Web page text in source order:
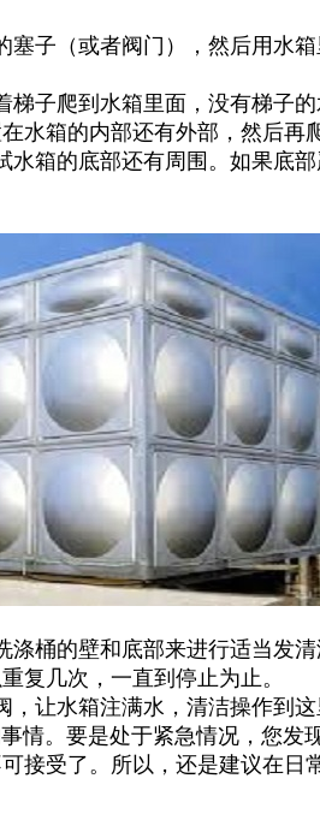
子（或者阀门），然后用水箱
子爬到水箱里面，没有梯子的
水箱的内部还有外部，然后再
箱的底部还有周围。如果底部
桶的壁和底部来进行适当发清
复几次，一直到停止为止。
让水箱注满水，清洁操作到这
。要是处于紧急情况，您发
接受了。所以，还是建议在日